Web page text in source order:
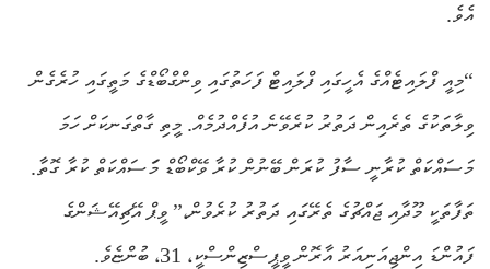
އެވެ.
“މިއީ ފްލައިޓެއްގެ އެހީގައި ފްލައިޓް ފަހަތުގައި ވިންގްބޯޑްގެ މަތީގައި ހުރެގެން
ވިލާތަކުގެ ތެރެއިން ދަތުރު ކުރެވޭނެ އުފެއްދުމެއް. މީތި ގާތްގަނކަށް ހަމަ
މަސައްކަތް ކުރާނީ ސާފު ކުރަން ބޭނުން ކުރާ ވޭކްބޯޑް މަަސައްކަތް ކުރާ ގޮތާ.
ތަފާތަކީ މޫދާއި ޖައްޗުގެ ތެރޭގައި ދަތުރު ކުރެވުން،” ވީޕް އޭޗިއޭޝަންގެ
ފައުންޑަ އިންޖިއަނިއަރު އާރޮން ވީޕީސްޒިންސްކީ، 31، ބުންޏެވެ.